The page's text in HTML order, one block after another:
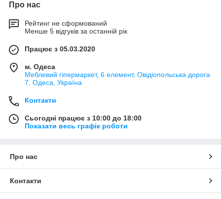
Про нас
Рейтинг не сформований
Менше 5 відгуків за останній рік
Працює з 05.03.2020
м. Одеса
Меблевий гіпермаркет, 6 елемент, Овідіопольська дорога
7, Одеса, Україна
Контакти
Сьогодні працює з 10:00 до 18:00
Показати весь графік роботи
Про нас
Контакти